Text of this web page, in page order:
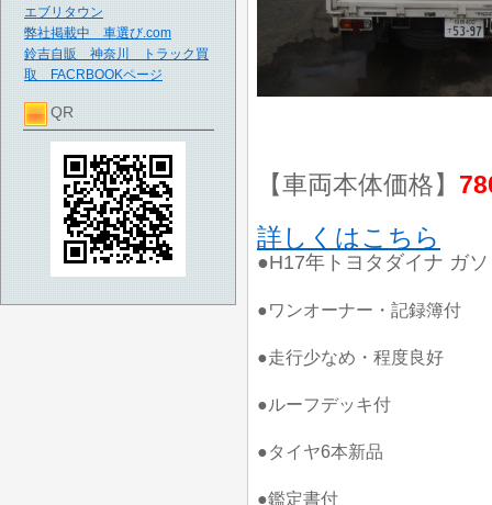
エブリタウン
弊社掲載中 車選び.com
鈴吉自販 神奈川 トラック買
取 FACRBOOKページ
QR
【車両本体価格】
詳しくはこちら
●H17年トヨタダイナ ガ
●ワンオーナー・記録簿付
●走行少なめ・程度良好
●ルーフデッキ付
●タイヤ6本新品
●鑑定書付